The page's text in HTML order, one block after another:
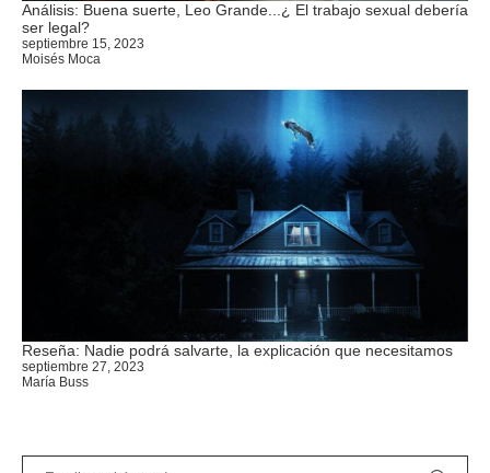
Análisis: Buena suerte, Leo Grande...¿ El trabajo sexual debería
ser legal?
septiembre 15, 2023
Moisés Moca
Reseña: Nadie podrá salvarte, la explicación que necesitamos
septiembre 27, 2023
María Buss